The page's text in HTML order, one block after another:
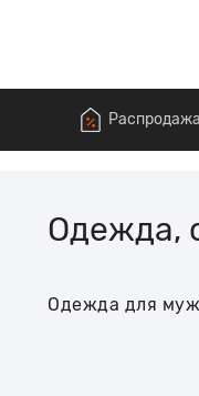
Распродажа
Одежда,
Одежда для